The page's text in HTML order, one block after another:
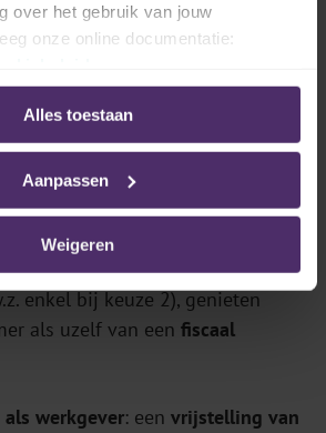
over het gebruik van jouw
onze online documentatie:
Alles toestaan
Aanpassen
Weigeren
mogelijkheden om ‘gewone’
vb. met de vrijwillige overuren
in de cruciale sectoren. In die
uit aan 150% of aan 100%.
aan nog meer overuren?’ .
vermindering
waarvoor de toeslag van 20%
enkel bij keuze 2), genieten
als uzelf van een fiscaal
werkgever: een vrijstelling van